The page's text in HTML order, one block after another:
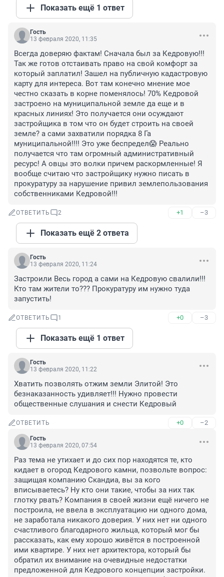
Показать ещё 1 ответ
Гость
13 февраля 2020, 11:35
Всегда доверяю фактам! Сначала был за Кедровую!!!
Так же готов отстаивать право на свой комфорт за
который заплатил! Зашел на публичную кадастровую
карту для интереса. Вот там конечно мнение мое
честно сказать в корне поменялось! 70% Кедровой
застроено на муниципальной земле да еще и в
красных линиях! Это получается они осуждают
застройщика в том что он будет строить на своей
земле? а сами захватили порядка 8 Га
муниципальной!!!! Это уже беспредел😱 Реально
получается что там огромный административный
ресурс! А овцы это волки причем раскормленные! Я
вообще считаю что застройщику нужно писать в
прокуратуру за нарушение привил землепользования
собственниками Кедровой!!!
ОТВЕТИТЬ 2 +1 –3
Показать ещё 2 ответа
Гость
13 февраля 2020, 11:24
Застроили Весь город а сами на Кедровую свалили!!!
Кто там жители то??? Прокуратуру им нужно туда
запустить!
ОТВЕТИТЬ 1 +0 –3
Показать ещё 1 ответ
Гость
13 февраля 2020, 11:22
Хватить позволять отжим земли Элитой! Это
безнаказанность удивляет!!! Нужно провести
общественные слушания и снести Кедровый
ОТВЕТИТЬ +0 –2
Гость
13 февраля 2020, 07:54
Раз тема не утихает и до сих пор находятся те, кто
кидает в огород Кедрового камни, позвольте вопрос:
защищая компанию Скандиа, вы за кого
вписываетесь? Ну кто они такие, чтобы за них так
глотку рвать? Компания в своей жизни ещё ничего не
построила, не ввела в эксплуатацию ни одного дома,
не заработала никакого доверия. У них нет ни одного
счастливого благодарного жильца, который мог бы
рассказать, как ему хорошо живётся в построенной
ими квартире. У них нет архитектора, который бы
обратил их внимание на очевидные недостатки
предложенной для Кедрового концепции застройки.